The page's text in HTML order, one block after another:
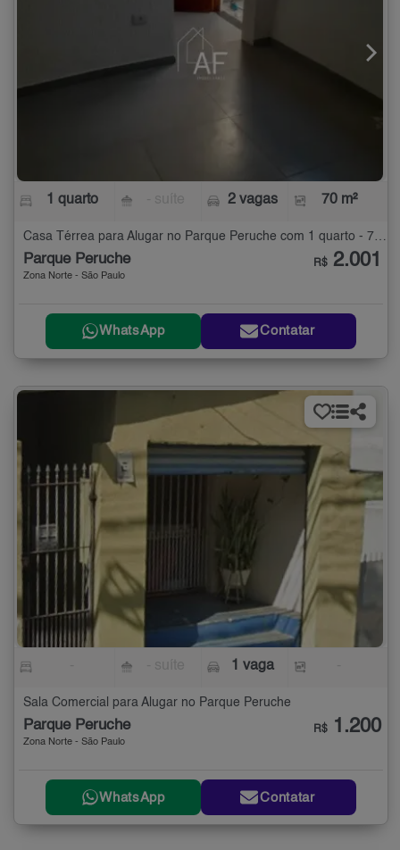
1 quarto 2 vagas 70 m²
Parque Peruche
Zona Norte - São Paulo
R$ 2.001
WhatsApp Contatar
1 vaga
Sala Comercial para Alugar no Parque Peruche
Parque Peruche
Zona Norte - São Paulo
R$ 1.200
WhatsApp Contatar